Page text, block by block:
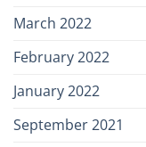
March 2022
February 2022
January 2022
September 2021